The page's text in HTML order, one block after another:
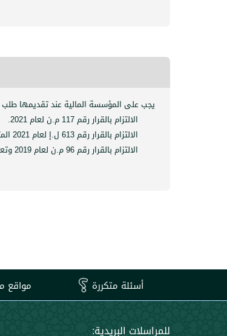
يجب على المؤسسة المالية عند تقديمها طلب
الالتزام بالقرار رقم 117 م.ن لعام 2021.
الالتزام بالقرار رقم 613 ل.إ لعام 2021 المتعلق بالضوابط الخاصة بقنوات الدفع الإلكتروني
الالتزام بالقرار رقم 96 م.ن لعام 2019 وتعديلاته بالقرار رقم 116م.ن لعام 2021 المتضمن التعليمات الخاصة لدى ممارسة نشاط تقديم خدمات الدفع المصرفية الإلكترونية
أسئلة متكررة مواقع
للمراسلات البريدية: